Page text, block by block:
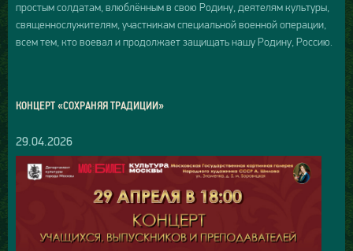
простым солдатам, влюблённым в свою Родину, деятелям культуры,
священнослужителям, участникам специальной военной операции,
всем тем, кто воевал и продолжает защищать нашу Родину, Россию.
КОНЦЕРТ «СОХРАНЯЯ ТРАДИЦИИ»
29.04.2026